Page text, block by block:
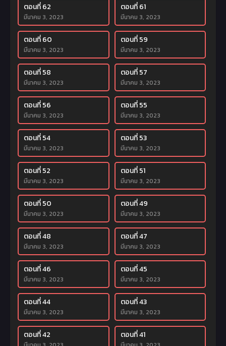
ตอนที่ 62
มีนาคม 3, 2023
ตอนที่ 61
มีนาคม 3, 2023
ตอนที่ 60
มีนาคม 3, 2023
ตอนที่ 59
มีนาคม 3, 2023
ตอนที่ 58
มีนาคม 3, 2023
ตอนที่ 57
มีนาคม 3, 2023
ตอนที่ 56
มีนาคม 3, 2023
ตอนที่ 55
มีนาคม 3, 2023
ตอนที่ 54
มีนาคม 3, 2023
ตอนที่ 53
มีนาคม 3, 2023
ตอนที่ 52
มีนาคม 3, 2023
ตอนที่ 51
มีนาคม 3, 2023
ตอนที่ 50
มีนาคม 3, 2023
ตอนที่ 49
มีนาคม 3, 2023
ตอนที่ 48
มีนาคม 3, 2023
ตอนที่ 47
มีนาคม 3, 2023
ตอนที่ 46
มีนาคม 3, 2023
ตอนที่ 45
มีนาคม 3, 2023
ตอนที่ 44
มีนาคม 3, 2023
ตอนที่ 43
มีนาคม 3, 2023
ตอนที่ 42 ตอนที่ 41